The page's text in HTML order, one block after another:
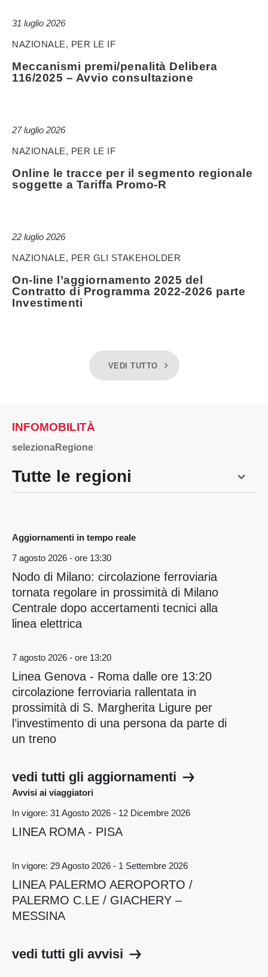
31 luglio 2026
NAZIONALE, PER LE IF
Meccanismi premi/penalità Delibera
116/2025 – Avvio consultazione
27 luglio 2026
NAZIONALE, PER LE IF
Online le tracce per il segmento regionale
soggette a Tariffa Promo-R
22 luglio 2026
NAZIONALE, PER GLI STAKEHOLDER
On-line l’aggiornamento 2025 del
Contratto di Programma 2022-2026 parte
Investimenti
VEDI TUTTO
INFOMOBILITÀ
selezionaRegione
Tutte le regioni
Aggiornamenti in tempo reale
7 agosto 2026 - ore 13:30
Nodo di Milano: circolazione ferroviaria
tornata regolare in prossimità di Milano
Centrale dopo accertamenti tecnici alla
linea elettrica
7 agosto 2026 - ore 13:20
Linea Genova - Roma dalle ore 13:20
circolazione ferroviaria rallentata in
prossimità di S. Margherita Ligure per
l’investimento di una persona da parte di
un treno
vedi tutti gli aggiornamenti
Avvisi ai viaggiatori
In vigore: 31 Agosto 2026 - 12 Dicembre 2026
LINEA ROMA - PISA
In vigore: 29 Agosto 2026 - 1 Settembre 2026
LINEA PALERMO AEROPORTO /
PALERMO C.LE / GIACHERY –
MESSINA
vedi tutti gli avvisi